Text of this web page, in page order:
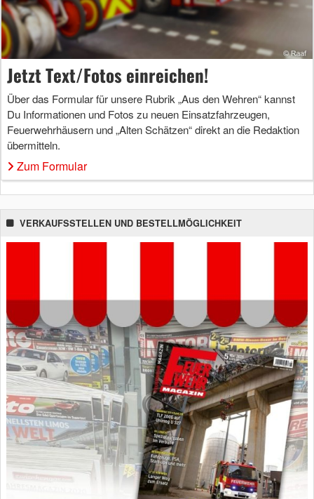
Jetzt Text/Fotos einreichen!
Über das Formular für unsere Rubrik „Aus den Wehren“ kannst
Du Informationen und Fotos zu neuen Einsatzfahrzeugen,
Feuerwehrhäusern und „Alten Schätzen“ direkt an die Redaktion
übermitteln.
Zum Formular
VERKAUFSSTELLEN UND BESTELLMÖGLICHKEIT